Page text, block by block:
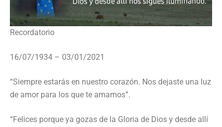
Recordatorio
16/07/1934 – 03/01/2021
“Siempre estarás en nuestro corazón. Nos dejaste una luz
de amor para los que te amamos”.
“Felices porque ya gozas de la Gloria de Dios y desde allí